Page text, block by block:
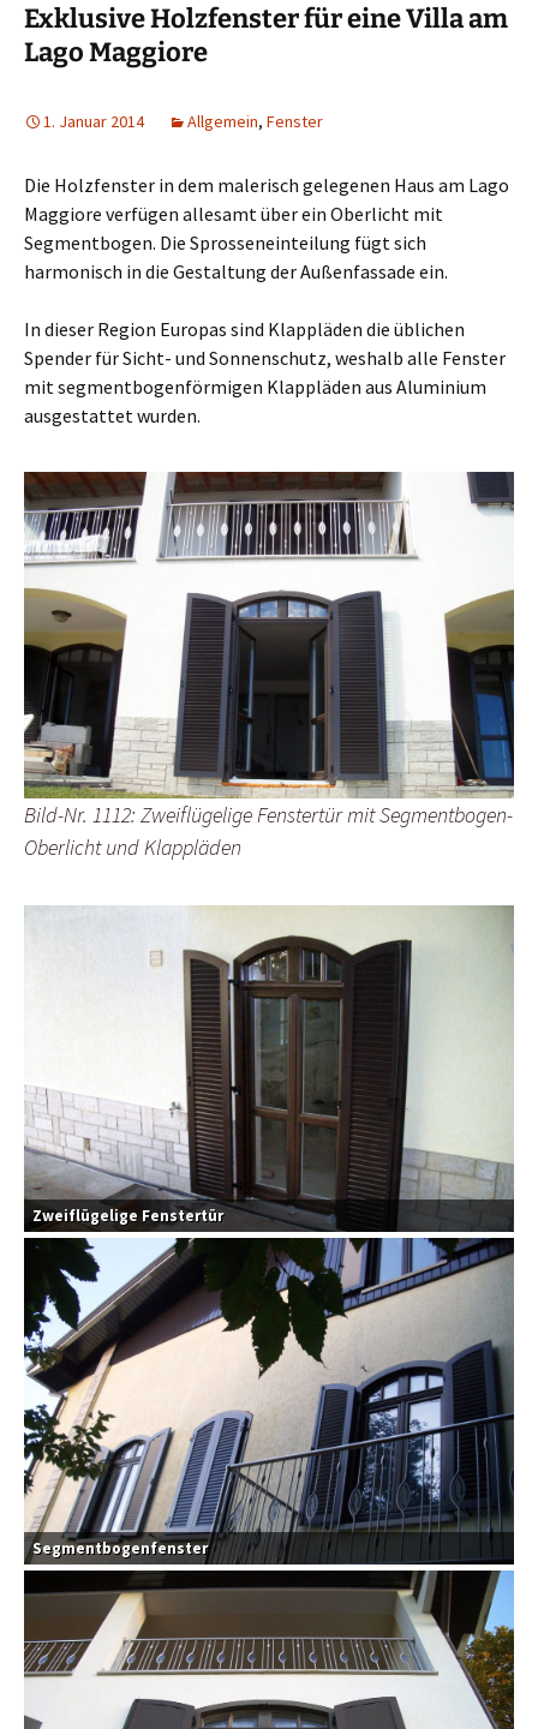
Exklusive Holzfenster für eine Villa am
Lago Maggiore
1. Januar 2014 Allgemein, Fenster
Die Holzfenster in dem malerisch gelegenen Haus am Lago
Maggiore verfügen allesamt über ein Oberlicht mit
Segmentbogen. Die Sprosseneinteilung fügt sich
harmonisch in die Gestaltung der Außenfassade ein.
In dieser Region Europas sind Klappläden die üblichen
Spender für Sicht- und Sonnenschutz, weshalb alle Fenster
mit segmentbogenförmigen Klappläden aus Aluminium
ausgestattet wurden.
Bild-Nr. 1112: Zweiflügelige Fenstertür mit Segmentbogen-
Oberlicht und Klappläden
Zweiflügelige Fenstertür
Segmentbogenfenster